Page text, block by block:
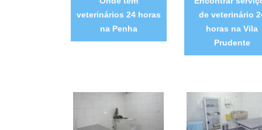
veterinários 24 horas
na Penha
de veterinário
horas na Vila
Prudente